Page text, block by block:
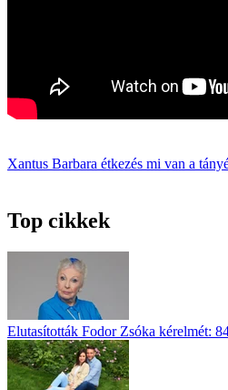
Xantus Barbara étkezés mi van a
Top cikkek
Elutasították Fodor Zsóka kérelmét: